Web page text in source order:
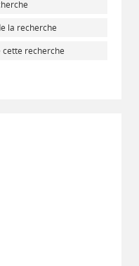
la recherche
recherche